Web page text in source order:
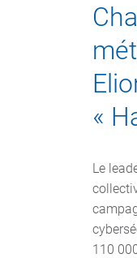
«
Le
110